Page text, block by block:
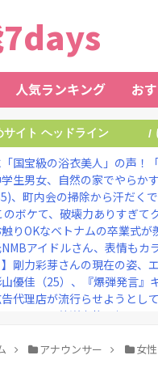
人気ランキング お
イト ヘッドライン /
国宝級の浴衣美人」の声！
学生男女、自然の家でやらか
、町内会の掃除から汗だく
のボケて、破壊力ありすぎ
触りOKなベトナムの卒業式
NMBアイドルさん、表情も
】剛力彩芽さんの現在の姿、
山優佳（25）、『爆弾発言
告代理店が流行らせようとし
のちゃん、放送事故を起こし
】舞台『美少女戦士セーラー
アナウンサー 女